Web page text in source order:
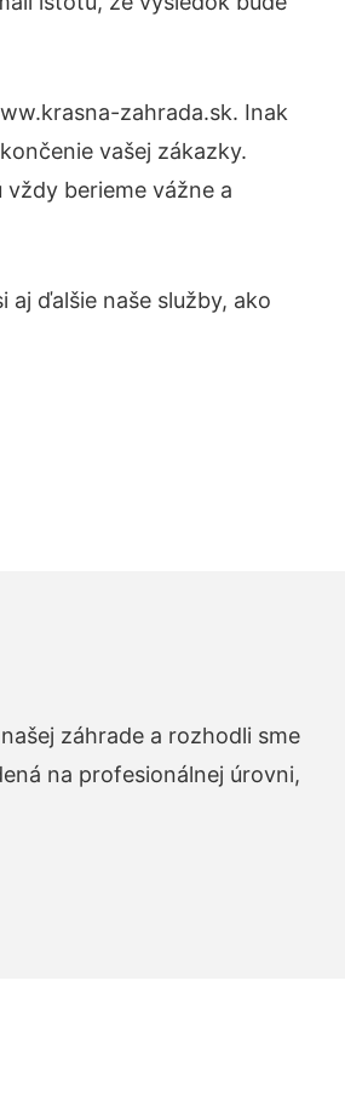
zahrada.sk. Inak
vašej zákazky.
berieme vážne a
ďalšie naše služby, ako
záhrade a rozhodli sme
na profesionálnej úrovni,